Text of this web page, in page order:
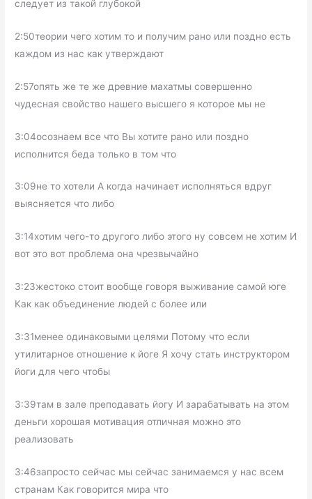
следует из такой глубокой
2:50теории чего хотим то и получим рано или поздно есть
каждом из нас как утверждают
2:57опять же те же древние махатмы совершенно
чудесная свойство нашего высшего я которое мы не
3:04осознаем все что Вы хотите рано или поздно
исполнится беда только в том что
3:09не то хотели А когда начинает исполняться вдруг
выясняется что либо
3:14хотим чего-то другого либо этого ну совсем не хотим И
вот это вот проблема она чрезвычайно
3:23жестоко стоит вообще говоря выживание самой юге
Как как объединение людей с более или
3:31менее одинаковыми целями Потому что если
утилитарное отношение к йоге Я хочу стать инструктором
йоги для чего чтобы
3:39там в зале преподавать йогу И зарабатывать на этом
деньги хорошая мотивация отличная можно это
реализовать
3:46запросто сейчас мы сейчас занимаемся у нас всем
странам Как говорится мира что